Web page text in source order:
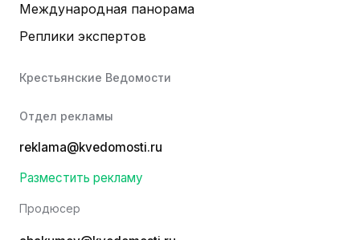
Международная панорама
Реплики экспертов
Крестьянские Ведомости
Отдел рекламы
reklama@kvedomosti.ru
Разместить рекламу
Продюсер